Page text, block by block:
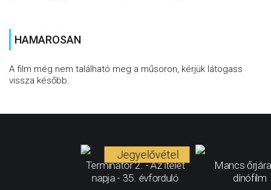
HAMAROSAN
A film még nem található meg a műsoron, kérjük látogass
vissza később.
Terminátor 2. - Az ítélet
napja - 35. évforduló
Jegyelővétel
Mancs
dínófilm